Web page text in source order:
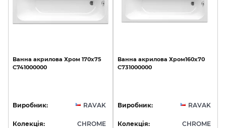
Ванна акрилова Хром 170х75
C741000000
Виробник: RAVAK
Колекція: CHROME
Ванна акрилова Хром160х70
C731000000
Виробник: RAVAK
Колекція: CHROME